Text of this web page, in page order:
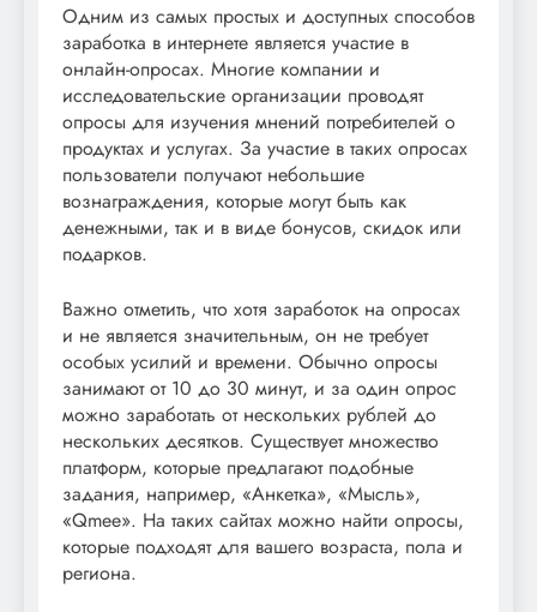
Одним из самых простых и доступных способов
заработка в интернете является участие в
онлайн-опросах. Многие компании и
исследовательские организации проводят
опросы для изучения мнений потребителей о
продуктах и услугах. За участие в таких опросах
пользователи получают небольшие
вознаграждения, которые могут быть как
денежными, так и в виде бонусов, скидок или
подарков.
Важно отметить, что хотя заработок на опросах
и не является значительным, он не требует
особых усилий и времени. Обычно опросы
занимают от 10 до 30 минут, и за один опрос
можно заработать от нескольких рублей до
нескольких десятков. Существует множество
платформ, которые предлагают подобные
задания, например, «Анкетка», «Мысль»,
«Qmee». На таких сайтах можно найти опросы,
которые подходят для вашего возраста, пола и
региона.